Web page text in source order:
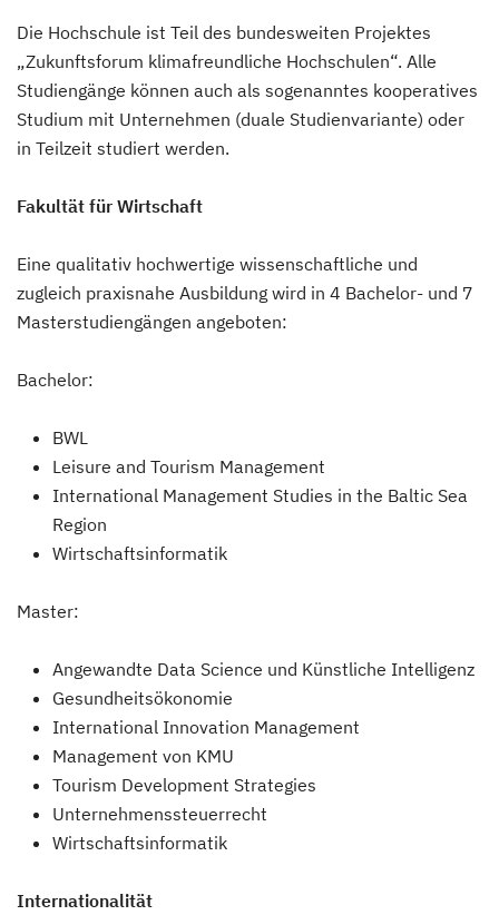
Die Hochschule ist Teil des bundesweiten Projektes
„Zukunftsforum klimafreundliche Hochschulen“. Alle
Studiengänge können auch als sogenanntes kooperatives
Studium mit Unternehmen (duale Studienvariante) oder
in Teilzeit studiert werden.
Fakultät für Wirtschaft
Eine qualitativ hochwertige wissenschaftliche und
zugleich praxisnahe Ausbildung wird in 4 Bachelor- und 7
Masterstudiengängen angeboten:
Bachelor:
BWL
Leisure and Tourism Management
International Management Studies in the Baltic Sea
Region
Wirtschaftsinformatik
Master:
Angewandte Data Science und Künstliche Intelligenz
Gesundheitsökonomie
International Innovation Management
Management von KMU
Tourism Development Strategies
Unternehmenssteuerrecht
Wirtschaftsinformatik
Internationalität